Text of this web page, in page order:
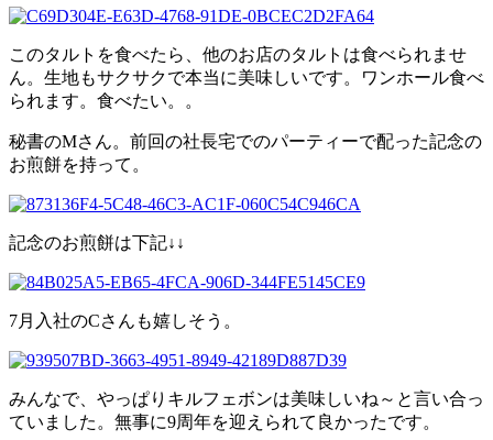
このタルトを食べたら、他のお店のタルトは食べられませ
ん。生地もサクサクで本当に美味しいです。ワンホール食べ
られます。食べたい。。
秘書のMさん。前回の社長宅でのパーティーで配った記念の
お煎餅を持って。
記念のお煎餅は下記↓↓
7月入社のCさんも嬉しそう。
みんなで、やっぱりキルフェボンは美味しいね～と言い合っ
ていました。無事に9周年を迎えられて良かったです。